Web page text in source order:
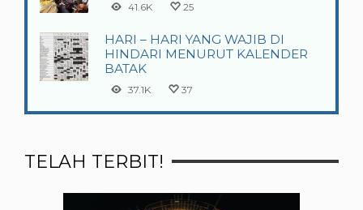
41.6K 25
HARI – HARI YANG WAJIB DI
HINDARI MENURUT KALENDER
BATAK
37.1K 37
TELAH TERBIT!